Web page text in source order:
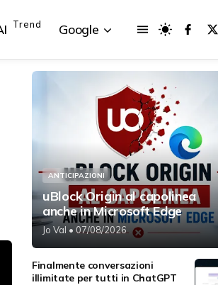
{{POSTS[3].LABEL}}
{{posts[3].title}}
Trend Google
{{POSTS[3].LABEL}}
{{posts[3].title}}
ANTICIPAZIONI
uBlock Origin al capolinea
anche in Microsoft Edge
Jo Val • 07/08/2026
Finalmente conversazioni
illimitate per tutti in ChatGPT